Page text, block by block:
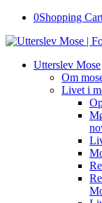
0Shopping
Utterslev Mose
Om
Livet i